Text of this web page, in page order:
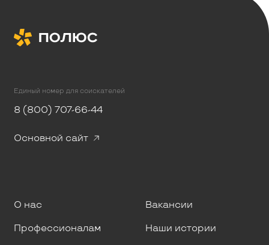
Единый номер для соискателей
8 (800) 707-66-44
Основной сайт
О нас Вакансии
Профессионалам Наши истории